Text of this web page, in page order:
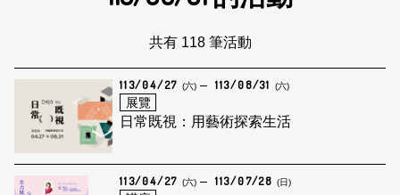
共有 118 筆活動
113/04/27 (六) 113/08/31 (六)
展覽
日常既視：用藝術探索生活
113/04/27 (六) 113/07/28 (日)